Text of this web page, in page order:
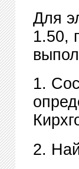
Для
1.50,
1.
2.